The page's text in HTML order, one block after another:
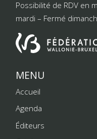
Possibilité de RDV en
mardi – Fermé
MENU
Accueil
Agenda
Éditeurs